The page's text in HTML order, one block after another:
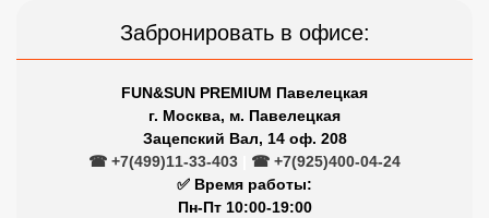
Забронировать в офисе:
FUN&SUN PREMIUM Павелецкая
г. Москва, м. Павелецкая
Зацепский Вал, 14 оф. 208
☎ +7(499)11-33-403
☎ +7(925)400-04-24
✅ Время работы:
Пн-Пт 10:00-19:00